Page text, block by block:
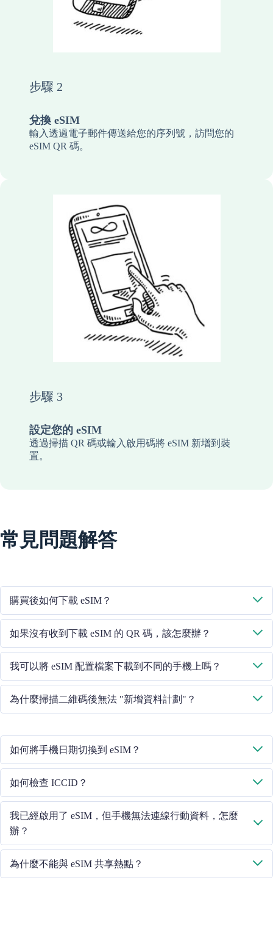
步驟 2
兌換 eSIM
輸入透過電子郵件傳送給您的序列號，訪問您的
eSIM QR 碼。
步驟 3
設定您的 eSIM
透過掃描 QR 碼或輸入啟用碼將 eSIM 新增到裝
置。
常見問題解答
購買後如何下載 eSIM？
如果沒有收到下載 eSIM 的 QR 碼，該怎麼辦？
的客戶服務人員，重新傳送二維碼。
我可以將 eSIM 配置檔案下載到不同的手機上嗎？
為什麼掃描二維碼後無法 "新增資料計劃"？
如何將手機日期切換到 eSIM？
此線路"。如果問題仍然存在，請聯絡我們的客戶服務團隊。
如何檢查 ICCID？
我已經啟用了 eSIM，但手機無法連線行動資料，怎麼
辦？
為什麼不能與 eSIM 共享熱點？